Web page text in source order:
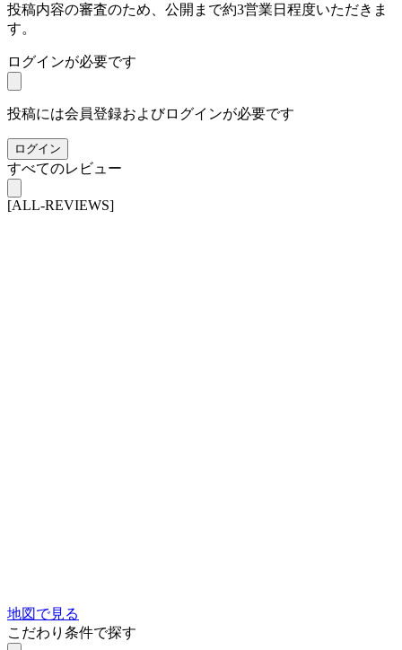
投稿内容の審査のため、公開まで約3営業日程度いただきま
す。
ログインが必要です
投稿には会員登録およびログインが必要です
ログイン
すべてのレビュー
[ALL-REVIEWS]
地図で見る
こだわり条件で探す